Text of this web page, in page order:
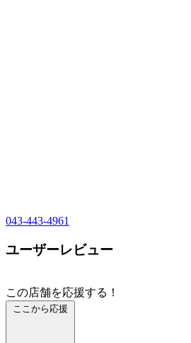
043-443-4961
ユーザーレビュー
この店舗を応援する！
ここから応援